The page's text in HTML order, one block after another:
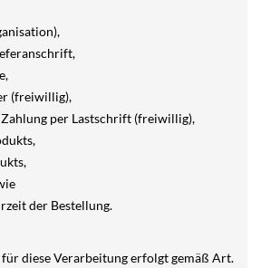
(freiwillig),
Zahlung per Lastschrift (freiwillig),
der Bestellung.
diese Verarbeitung erfolgt gemäß Art.